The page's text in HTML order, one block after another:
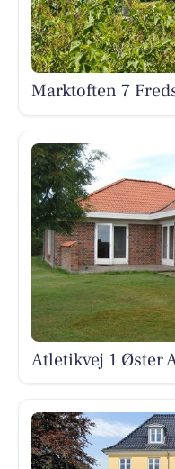
Marktoften 7
Atletikvej 1 Øster